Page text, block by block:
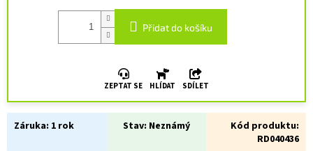
Přidat do košíku
ZEPTAT SE HLÍDAT SDÍLET
Záruka: 1 rok Stav: Neznámý
Kód produktu:
RD040436